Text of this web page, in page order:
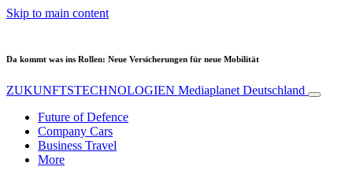
Skip to main content
Da kommt was ins Rollen: Neue Versicherungen für neue Mobilität
ZUKUNFTSTECHNOLOGIEN Mediaplanet Deutschland
Future of Defence
Company Cars
Business Travel
More